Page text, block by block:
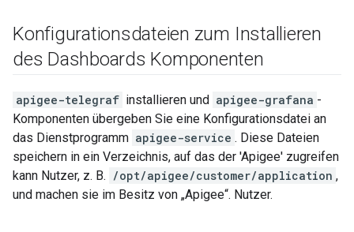
Konfigurationsdateien zum Installieren
des Dashboards Komponenten
apigee-telegraf installieren und apigee-grafana -
Komponenten übergeben Sie eine Konfigurationsdatei an
das Dienstprogramm apigee-service . Diese Dateien
speichern in ein Verzeichnis, auf das der 'Apigee' zugreifen
kann Nutzer, z. B. /opt/apigee/customer/application ,
und machen sie im Besitz von „Apigee“. Nutzer.